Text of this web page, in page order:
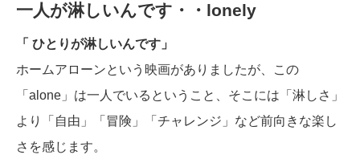
一人が淋しいんです・・lonely
「 ひとりが淋しいんです」
ホームアローンという映画がありましたが、この
「alone」は一人でいるということ、そこには「淋しさ」
より「自由」「冒険」「チャレンジ」など前向きな楽し
さを感じます。